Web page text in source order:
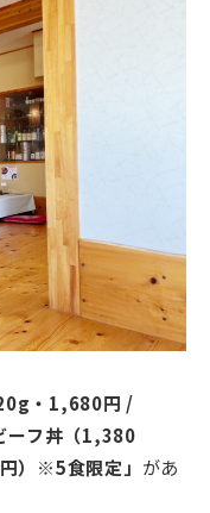
・1,680円 /
ーフ丼（1,380
）※5食限定」 があ